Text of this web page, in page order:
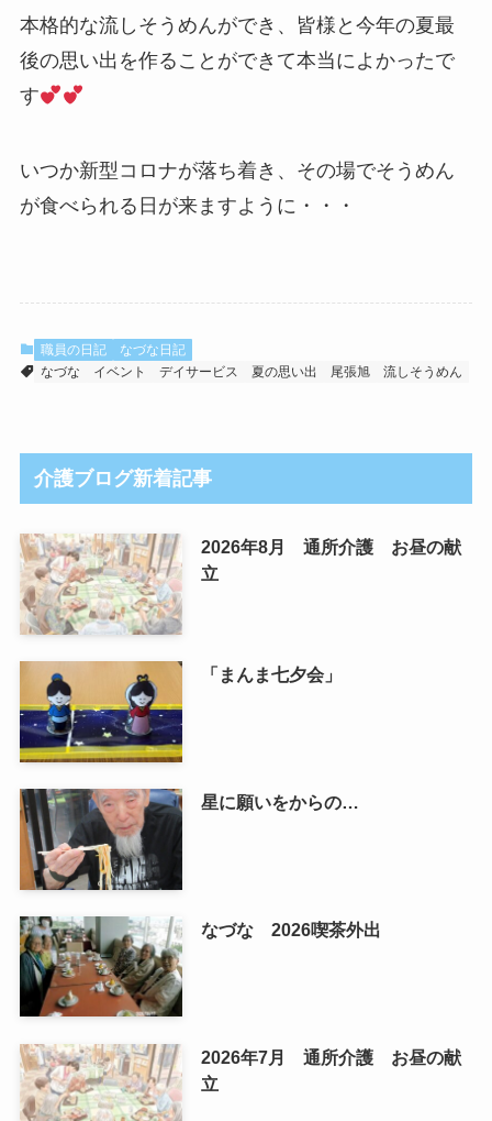
本格的な流しそうめんができ、皆様と今年の夏最
後の思い出を作ることができて本当によかったで
す
いつか新型コロナが落ち着き、その場でそうめん
が食べられる日が来ますように・・・
職員の日記
なづな日記
なづな
イベント デイサービス 夏の思い出 尾張旭 流しそうめん
介護ブログ新着記事
2026年8月 通所介護 お昼の献
立
「まんま七夕会」
星に願いをからの…
なづな 2026喫茶外出
2026年7月 通所介護 お昼の献
立